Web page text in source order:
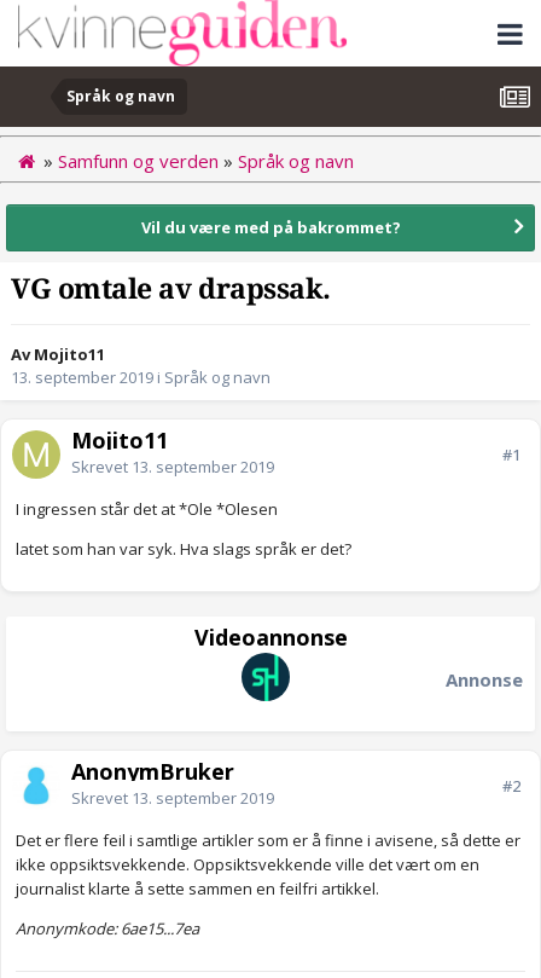
Språk og navn
» Samfunn og verden » Språk og navn
Vil du være med på bakrommet?
VG omtale av drapssak.
Av Mojito11
13. september 2019 i Språk og navn
Mojito11
Skrevet 13. september 2019
#1
I ingressen står det at *Ole *Olesen
latet som han var syk. Hva slags språk er det?
Videoannonse
Annonse
AnonymBruker
Skrevet 13. september 2019
#2
Det er flere feil i samtlige artikler som er å finne i avisene, så dette er
ikke oppsiktsvekkende. Oppsiktsvekkende ville det vært om en
journalist klarte å sette sammen en feilfri artikkel.
Anonymkode: 6ae15...7ea